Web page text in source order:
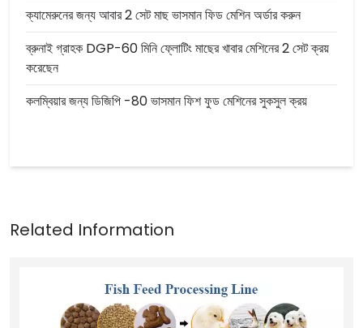
ক্যামেরুনের জন্য আবার 2 সেট মাছ ভাসমান ফিড মেশিন অর্ডার করুন
ব্রুনাই গ্রাহক DGP-60 মিনি ফ্লোটিং মাছের খাবার মেশিনের 2 সেট ক্রয়
করেছেন
কলম্বিয়ার জন্য ডিজিপি -80 ভাসমান ফিশ ফুড মেশিনের সুকসুল ক্রয়